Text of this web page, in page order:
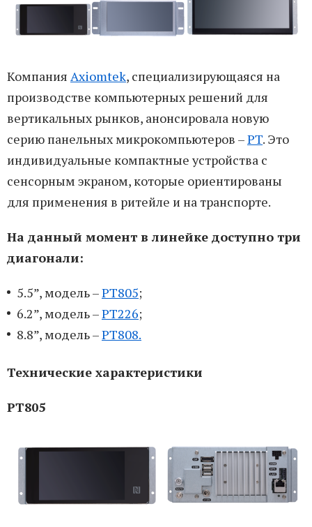
Компания Axiomtek, специализирующаяся на
производстве компьютерных решений для
вертикальных рынков, анонсировала новую
серию панельных микрокомпьютеров –PT. Это
индивидуальные компактные устройства с
сенсорным экраном, которые ориентированы
для применения в ритейле и на транспорте.
На данный момент в линейке доступно три
диагонали:
5.5”, модель –PT805;
6.2”, модель –PT226;
8.8”, модель –PT808.
Технические характеристики
PT805